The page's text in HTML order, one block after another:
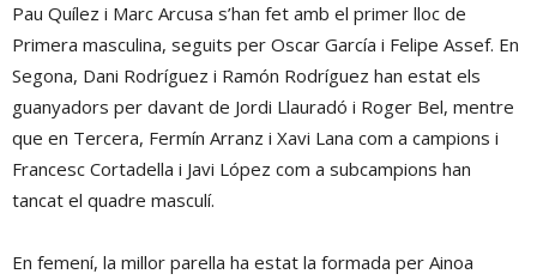
Pau Quílez i Marc Arcusa s’han fet amb el primer lloc de
Primera masculina, seguits per Oscar García i Felipe Assef. En
Segona, Dani Rodríguez i Ramón Rodríguez han estat els
guanyadors per davant de Jordi Llauradó i Roger Bel, mentre
que en Tercera, Fermín Arranz i Xavi Lana com a campions i
Francesc Cortadella i Javi López com a subcampions han
tancat el quadre masculí.
En femení, la millor parella ha estat la formada per Ainoa